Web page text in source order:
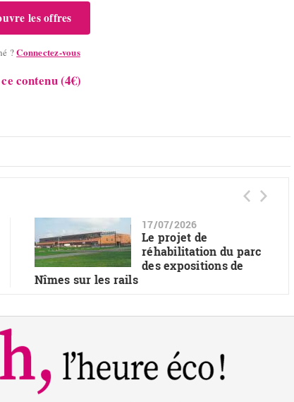
les offres
?Connectez-vous
contenu (4€)
17/07/2026
Le projet de
réhabilitation du parc
des expositions de
Nîmes sur les rails